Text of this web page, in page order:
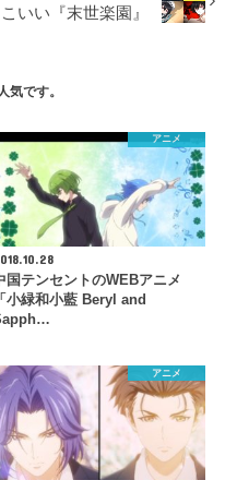
いい『末世楽園』
気です。
アニメ
国テンセントのWEBアニメ
「小緑和小藍 Beryl and
アニメ